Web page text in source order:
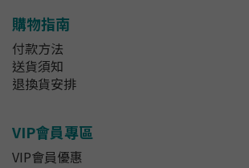
購物指南
付款方法
送貨須知
退換貨安排
VIP會員專區
VIP會員優惠